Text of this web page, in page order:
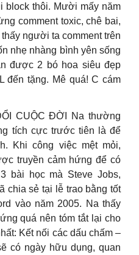
block thôi. Mười mấy năm
comment toxic, chê bai,
người ta comment trên
nhẹ nhàng bình yên sống
được 2 bó hoa siêu đẹp
đến tặng. Mê quá! C cám
CUỘC ĐỜI Na thường
tích cực trước tiên là để
Khi công việc mệt mỏi,
truyền cảm hứng để có
bài học mà Steve Jobs,
chia sẻ tại lễ trao bằng tốt
vào năm 2005. Na thấy
quá nên tóm tắt lại cho
Kết nối các dấu chấm –
có ngày hữu dụng, quan